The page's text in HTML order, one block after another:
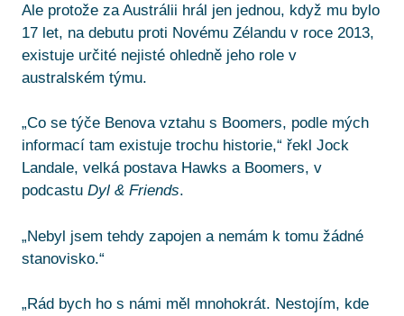
Ale protože za Austrálii hrál jen jednou, když mu bylo
17 let, na debutu proti Novému Zélandu v roce 2013,
existuje určité nejisté ohledně jeho role v
australském týmu.
„Co se týče Benova vztahu s Boomers, podle mých
informací tam existuje trochu historie,“ řekl Jock
Landale, velká postava Hawks a Boomers, v
podcastu Dyl & Friends.
„Nebyl jsem tehdy zapojen a nemám k tomu žádné
stanovisko.“
„Rád bych ho s námi měl mnohokrát. Nestojím, kde